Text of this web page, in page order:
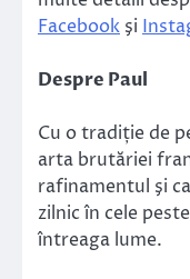
Facebook şi
Despre Paul
Cu o tradiție de
arta brutăriei
rafinamentul şi
zilnic în cele
întreaga lume.